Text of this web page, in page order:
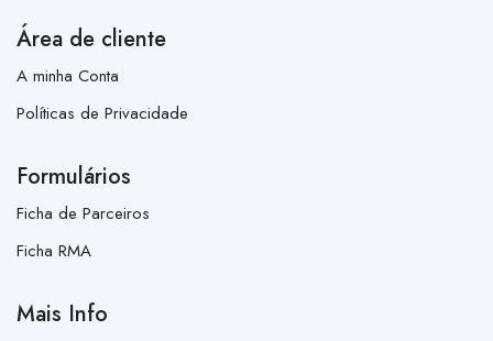
Área de cliente
A minha Conta
Políticas de Privacidade
Formulários
Ficha de Parceiros
Ficha RMA
Mais Info